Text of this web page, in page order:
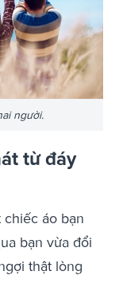
người.
từ đáy
áo bạn
bạn vừa đổi
thật lòng